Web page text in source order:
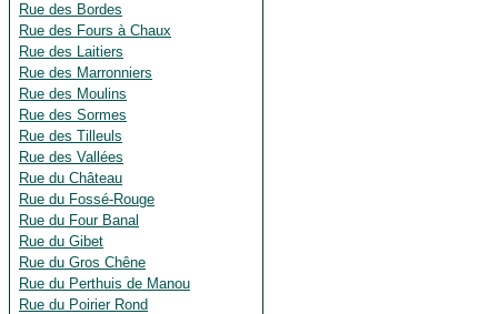
Rue des Bordes
Rue des Fours à Chaux
Rue des Laitiers
Rue des Marronniers
Rue des Moulins
Rue des Sormes
Rue des Tilleuls
Rue des Vallées
Rue du Château
Rue du Fossé-Rouge
Rue du Four Banal
Rue du Gibet
Rue du Gros Chêne
Rue du Perthuis de Manou
Rue du Poirier Rond